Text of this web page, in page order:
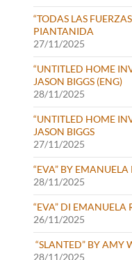
“TODAS LAS
PIANTANIDA
27/11/2025
“UNTITLED HOME
JASON BIGGS (ENG)
28/11/2025
“UNTITLED HOME
JASON BIGGS
27/11/2025
“EVA” BY EMANUELA
28/11/2025
“EVA” DI EMANUELA
26/11/2025
“SLANTED” BY AMY
28/11/2025